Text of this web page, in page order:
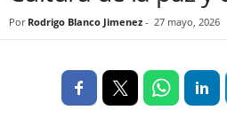
Por Rodrigo Blanco Jimenez - 27 mayo, 2026